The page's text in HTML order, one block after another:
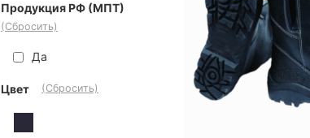
Продукция РФ (МПТ)
(Сбросить)
Да
Цвет (Сбросить)